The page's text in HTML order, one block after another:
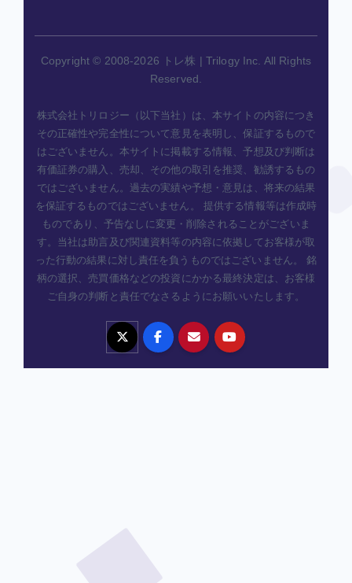
Copyright © 2008-2026 トレ株 | Trilogy Inc. All Rights
Reserved.
株式会社トリロジー（以下当社）は、本サイトの内容につき
その正確性や完全性について意見を表明し、保証するもので
はございません。本サイトに掲載する情報、予想及び判断は
有価証券の購入、売却、その他の取引を推奨、勧誘するもの
ではございません。過去の実績や予想・意見は、将来の結果
を保証するものではございません。 提供する情報等は作成時
ものであり、予告なしに変更・削除されることがございま
す。当社は助言及び関連資料等の内容に依拠してお客様が取
った行動の結果に対し責任を負うものではございません。 銘
柄の選択、売買価格などの投資にかかる最終決定は、お客様
ご自身の判断と責任でなさるようにお願いいたします。